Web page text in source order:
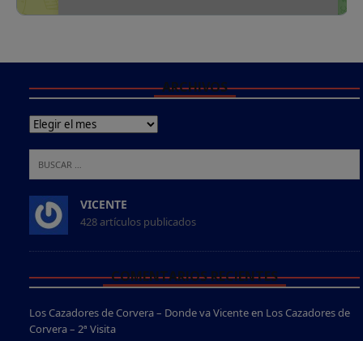
ARCHIVOS
VICENTE
428 artículos publicados
COMENTARIOS RECIENTES
Los Cazadores de Corvera – Donde va Vicenteen Los Cazadores de
Corvera – 2ª Visita